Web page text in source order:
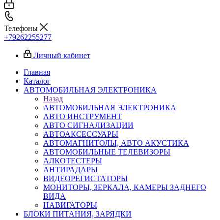
Телефоны
+79262255277
Личный кабинет
Главная
Каталог
АВТОМОБИЛЬНАЯ ЭЛЕКТРОНИКА
Назад
АВТОМОБИЛЬНАЯ ЭЛЕКТРОНИКА
АВТО ИНСТРУМЕНТ
АВТО СИГНАЛИЗАЦИИ
АВТОАКСЕССУАРЫ
АВТОМАГНИТОЛЫ, АВТО АКУСТИКА
АВТОМОБИЛЬНЫЕ ТЕЛЕВИЗОРЫ
АЛКОТЕСТЕРЫ
АНТИРАДАРЫ
ВИДЕОРЕГИСТАТОРЫ
МОНИТОРЫ, ЗЕРКАЛА, КАМЕРЫ ЗАДНЕГО
ВИДА
НАВИГАТОРЫ
БЛОКИ ПИТАНИЯ, ЗАРЯДКИ